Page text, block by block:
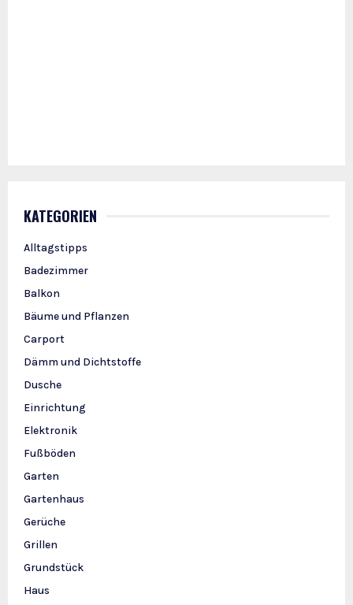
KATEGORIEN
Alltagstipps
Badezimmer
Balkon
Bäume und Pflanzen
Carport
Dämm und Dichtstoffe
Dusche
Einrichtung
Elektronik
Fußböden
Garten
Gartenhaus
Gerüche
Grillen
Grundstück
Haus